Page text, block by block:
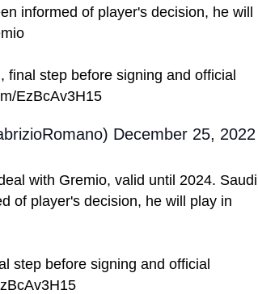
informed of player's decision, he will
final step before signing and official
EzBcAv3H15
December 25, 2022
with Gremio, valid until 2024. Saudi
of player's decision, he will play in
step before signing and official